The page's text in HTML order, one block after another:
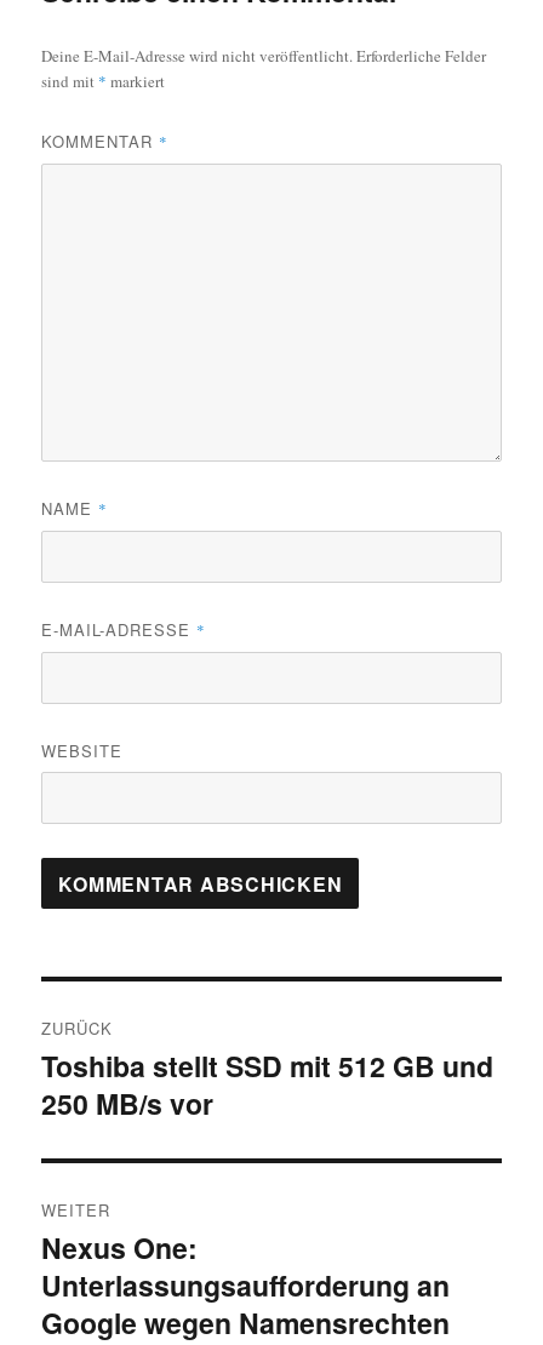
Deine E-Mail-Adresse wird nicht veröffentlicht.Erforderliche Felder
sind mit * markiert
KOMMENTAR *
NAME *
E-MAIL-ADRESSE *
WEBSITE
ZURÜCK
Vorheriger
Beitrag:
Toshiba stellt SSD mit 512 GB und
250 MB/s vor
WEITER
Nächster
Beitrag:
Nexus One:
Unterlassungsaufforderung an
Google wegen Namensrechten